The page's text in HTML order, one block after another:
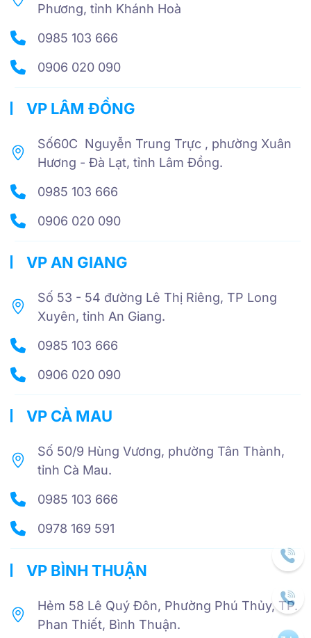
Phương, tỉnh Khánh Hoà
0985 103 666
0906 020 090
VP LÂM ĐỒNG
Số60C Nguyễn Trung Trực , phường Xuân
Hương - Đà Lạt, tỉnh Lâm Đồng.
0985 103 666
0906 020 090
VP AN GIANG
Số 53 - 54 đường Lê Thị Riêng, TP Long
Xuyên, tỉnh An Giang.
0985 103 666
0906 020 090
VP CÀ MAU
Số 50/9 Hùng Vương, phường Tân Thành,
tỉnh Cà Mau.
0985 103 666
0978 169 591
VP BÌNH THUẬN
Hẻm 58 Lê Quý Đôn, Phường Phú Thủy, TP.
Phan Thiết, Bình Thuận.